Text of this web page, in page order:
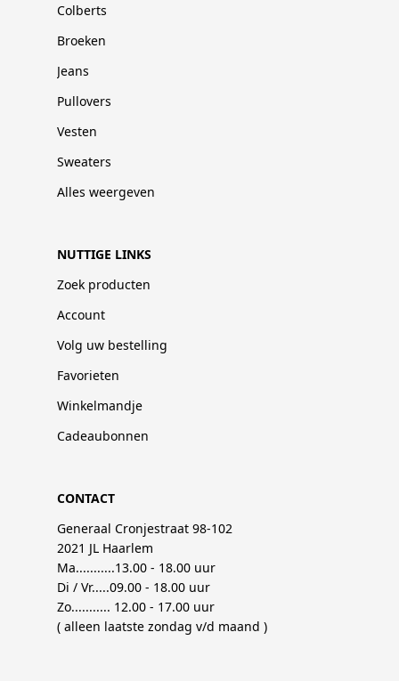
Colberts
Broeken
Jeans
Pullovers
Vesten
Sweaters
Alles weergeven
NUTTIGE LINKS
Zoek producten
Account
Volg uw bestelling
Favorieten
Winkelmandje
Cadeaubonnen
CONTACT
Generaal Cronjestraat 98-102
2021 JL Haarlem
Ma...........13.00 - 18.00 uur
Di / Vr.....09.00 - 18.00 uur
Zo........... 12.00 - 17.00 uur
( alleen laatste zondag v/d maand )